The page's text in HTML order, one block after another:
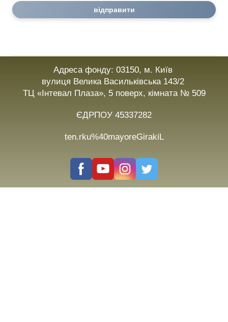
відправити
Адреса фонду: 03150, м. Київ
вулиця Велика Васильківська 143/2
ТЦ «Інтевал Плаза», 5 поверх, кімната № 509
ЄДРПОУ 45337282
ten.rku%40mayoreGirakiL